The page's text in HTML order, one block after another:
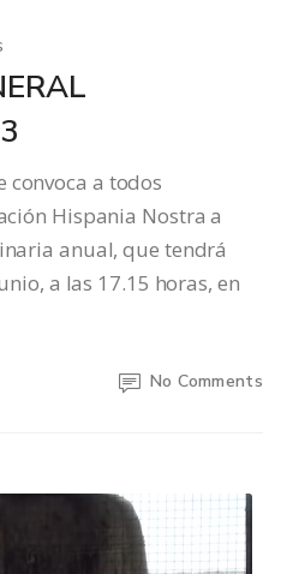
convoca a todos
Hispania Nostra a
anual, que tendrá
a las 17.15 horas, en
No Comments